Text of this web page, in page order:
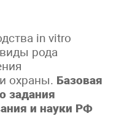
in vitro
рода
охраны. Базовая
задания
и науки РФ